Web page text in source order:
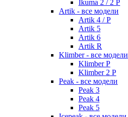
Ikuma 2 / 2 P
Artik - все модели
Artik 4 / P
Artik 5
Artik 6
Artik R
Klimber - все модели
Klimber P
Klimber 2 P
Peak - все модели
Peak 3
Peak 4
Peak 5